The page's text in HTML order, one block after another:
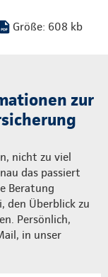
Größe: 608 kb
zur
nicht zu viel
das passiert
Beratung
den Überblick zu
Persönlich,
in unser